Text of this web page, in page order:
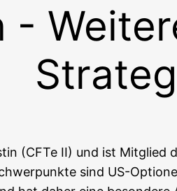
-
(CFTe II) und ist
sind US-